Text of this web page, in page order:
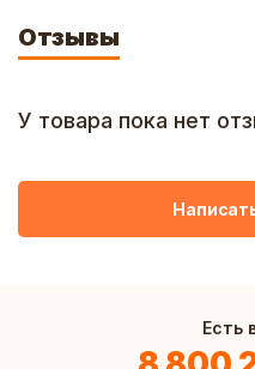
Отзывы
У товара пока нет
Есть